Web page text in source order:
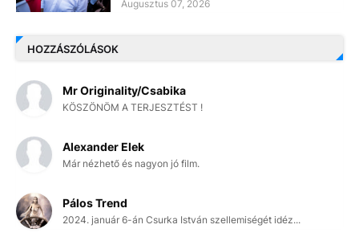
Augusztus 07, 2026
HOZZÁSZÓLÁSOK
Mr Originality/Csabika
KÖSZÖNÖM A TERJESZTÉST !
Alexander Elek
Már nézhető és nagyon jó film.
Pálos Trend
2024. január 6-án Csurka István szellemiségét idéz...